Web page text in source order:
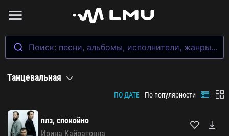
Поиск: песни, альбомы, исполнители, жанры...
Танцевальная
ПО ДАТЕ По популярности
плз, спокойно
Ирина Кайратовна